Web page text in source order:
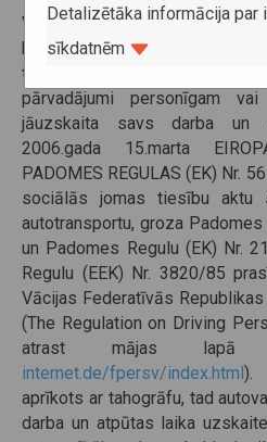
Vācijas Federatīvās
kas vada kravas
tonnām līdz 3.5 tonnām,
pārvadājumi personīgam
jāuzskaita savs darba un
2006.gada 15.marta
PADOMES REGULAS (EK) Nr.
sociālās jomas tiesību aktu
autotransportu, groza
un Padomes Regulu (EK) Nr.
Regulu (EEK) Nr. 3820/85
Vācijas Federatīvās
(The Regulation on Driving
atrast mājas
internet.de/fpersv/index.html ).
aprīkots ar tahogrāfu, tad
darba un atpūtas laika
Detalizētāka informācija par
sīkdatnēm